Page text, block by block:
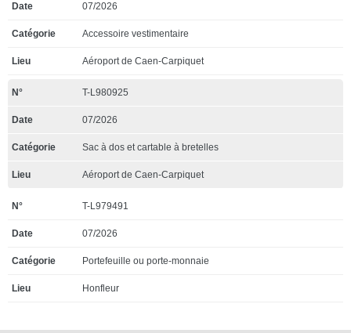
07/2026
Accessoire vestimentaire
Aéroport de Caen-Carpiquet
T-L980925
07/2026
Sac à dos et cartable à bretelles
Aéroport de Caen-Carpiquet
T-L979491
07/2026
Portefeuille ou porte-monnaie
Honfleur